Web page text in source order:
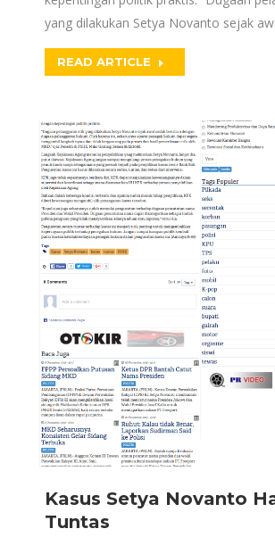
yang dilakukan Setya Novanto sejak
READ ARTICLE
Kasus Setya Novanto
Tuntas